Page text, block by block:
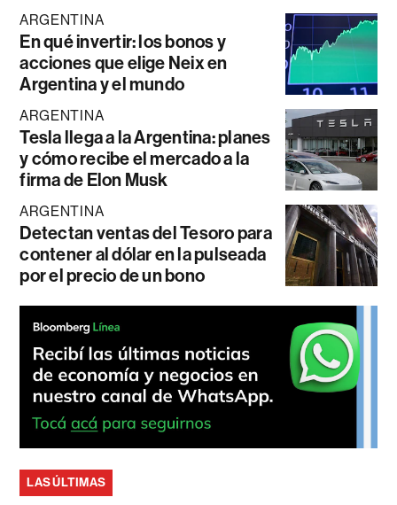
ARGENTINA
En qué invertir: los bonos y
acciones que elige Neix en
Argentina y el mundo
ARGENTINA
Tesla llega a la Argentina: planes
y cómo recibe el mercado a la
firma de Elon Musk
ARGENTINA
Detectan ventas del Tesoro para
contener al dólar en la pulseada
por el precio de un bono
LAS ÚLTIMAS